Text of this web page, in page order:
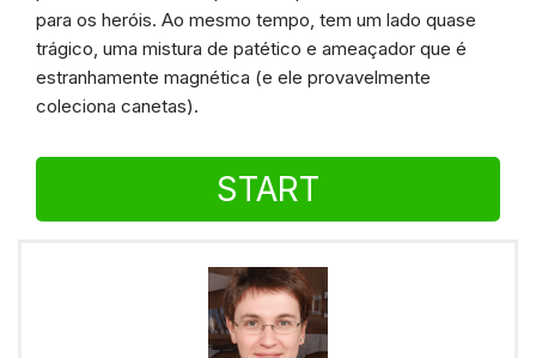
para os heróis. Ao mesmo tempo, tem um lado quase
trágico, uma mistura de patético e ameaçador que é
estranhamente magnética (e ele provavelmente
coleciona canetas).
START